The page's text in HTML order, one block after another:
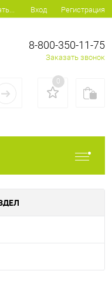
Вход Регистрация
8-800-350-11-75
Заказать звонок
0